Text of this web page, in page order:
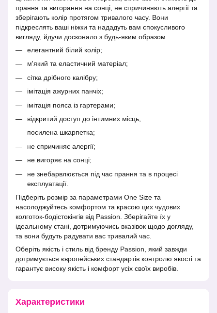
прання та вигорання на сонці, не спричиняють алергії та
зберігають колір протягом тривалого часу. Вони
підкреслять ваші ніжки та нададуть вам спокусливого
вигляду, йдучи досконало з будь-яким образом.
елегантний білий колір;
м'який та еластичний матеріал;
сітка дрібного калібру;
імітація ажурних панчіх;
імітація пояса із гартерами;
відкритий доступ до інтимних місць;
посилена шкарпетка;
не спричиняє алергії;
не вигоряє на сонці;
не знебарвлюється під час прання та в процесі
експлуатації.
Підберіть розмір за параметрами One Size та
насолоджуйтесь комфортом та красою цих чудових
колготок-бодістокінгів від Passion. Зберігайте їх у
ідеальному стані, дотримуючись вказівок щодо догляду,
та вони будуть радувати вас тривалий час.
Оберіть якість і стиль від бренду Passion, який завжди
дотримується європейських стандартів контролю якості та
гарантує високу якість і комфорт усіх своїх виробів.
Характеристики